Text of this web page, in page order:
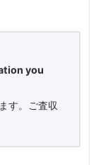
you
す。ご査収